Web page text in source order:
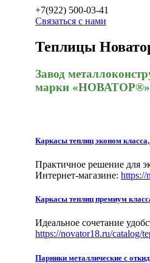
+7(922) 500-03-41
Связаться с нами
Теплицы
Завод
марки «НОВАТОР®»
Каркасы теплиц эконом
Практичное решение для
Интернет-магазине: https://
Каркасы теплиц премиум
Идеальное сочетание
https://novator18.ru/catalog/
Парники металлические с